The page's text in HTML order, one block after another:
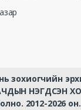
зохиогчийн
НЭГДСЭН
2012-2026 он.